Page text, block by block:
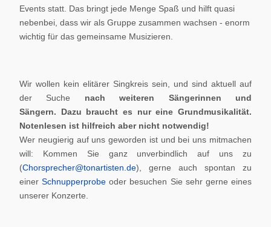
Events statt. Das bringt jede Menge Spaß und hilft quasi
nebenbei, dass wir als Gruppe zusammen wachsen - enorm
wichtig für das gemeinsame Musizieren.
Wir wollen kein elitärer Singkreis sein, und sind aktuell auf
der Suche nach weiteren Sängerinnen und
Sängern. Dazu braucht es nur eine Grundmusikalität.
Notenlesen ist hilfreich aber nicht notwendig!
Wer neugierig auf uns geworden ist und bei uns mitmachen
will: Kommen Sie ganz unverbindlich auf uns zu
(Chorsprecher@tonartisten.de), gerne auch spontan zu
einerSchnupperprobe oder besuchen Sie sehr gerne eines
unserer Konzerte.